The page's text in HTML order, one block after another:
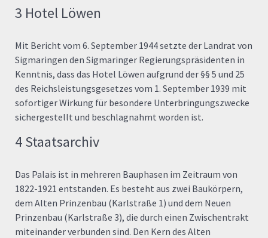
3 Hotel Löwen
Mit Bericht vom 6. September 1944 setzte der Landrat von
Sigmaringen den Sigmaringer Regierungspräsidenten in
Kenntnis, dass das Hotel Löwen aufgrund der §§ 5 und 25
des Reichsleistungsgesetzes vom 1. September 1939 mit
sofortiger Wirkung für besondere Unterbringungszwecke
sichergestellt und beschlagnahmt worden ist.
4 Staatsarchiv
Das Palais ist in mehreren Bauphasen im Zeitraum von
1822-1921 entstanden. Es besteht aus zwei Baukörpern,
dem Alten Prinzenbau (Karlstraße 1) und dem Neuen
Prinzenbau (Karlstraße 3), die durch einen Zwischentrakt
miteinander verbunden sind. Den Kern des Alten